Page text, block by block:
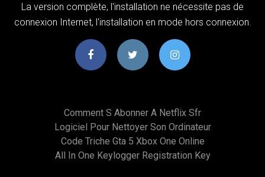
La version complète, l'installation ne nécessite pas de
connexion Internet, l'installation en mode hors connexion.
Comment S Abonner A Netflix Sfr
Logiciel Pour Nettoyer Son Ordinateur
Code Triche Gta 5 Xbox One Online
All In One Keylogger Registration Key